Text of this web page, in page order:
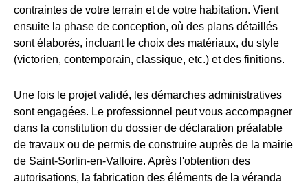
contraintes de votre terrain et de votre habitation. Vient
ensuite la phase de conception, où des plans détaillés
sont élaborés, incluant le choix des matériaux, du style
(victorien, contemporain, classique, etc.) et des finitions.
Une fois le projet validé, les démarches administratives
sont engagées. Le professionnel peut vous accompagner
dans la constitution du dossier de déclaration préalable
de travaux ou de permis de construire auprès de la mairie
de Saint-Sorlin-en-Valloire. Après l'obtention des
autorisations, la fabrication des éléments de la véranda